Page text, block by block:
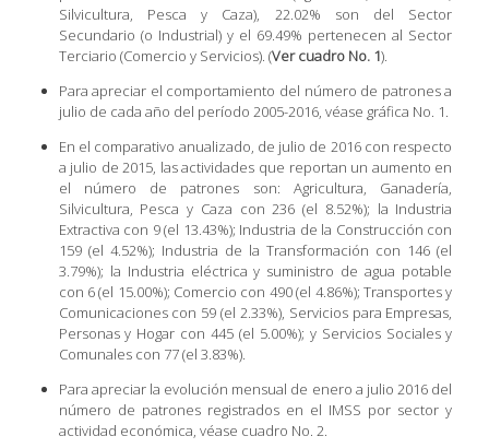
Silvicultura, Pesca y Caza), 22.02% son del Sector
Secundario (o Industrial) y el 69.49% pertenecen al Sector
Terciario (Comercio y Servicios). (Ver cuadro No. 1).
Para apreciar el comportamiento del número de patrones a
julio de cada año del período 2005-2016, véase gráfica No. 1.
En el comparativo anualizado, de julio de 2016 con respecto
a julio de 2015, las actividades que reportan un aumento en
el número de patrones son: Agricultura, Ganadería,
Silvicultura, Pesca y Caza con 236 (el 8.52%); la Industria
Extractiva con 9 (el 13.43%); Industria de la Construcción con
159 (el 4.52%); Industria de la Transformación con 146 (el
3.79%); la Industria eléctrica y suministro de agua potable
con 6 (el 15.00%); Comercio con 490 (el 4.86%); Transportes y
Comunicaciones con 59 (el 2.33%), Servicios para Empresas,
Personas y Hogar con 445 (el 5.00%); y Servicios Sociales y
Comunales con 77 (el 3.83%).
Para apreciar la evolución mensual de enero a julio 2016 del
número de patrones registrados en el IMSS por sector y
actividad económica, véase cuadro No. 2.